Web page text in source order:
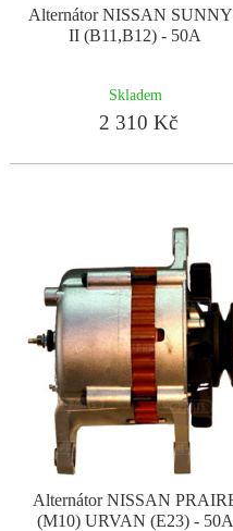
Alternátor NISSAN
II (B11,B12) - 50A
Skladem
2 310 Kč
Alternátor NISSAN
(M10) URVAN (E23) - 50A